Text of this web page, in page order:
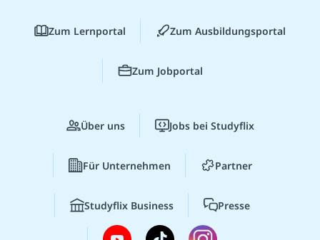
Zum Lernportal Zum Ausbildungsportal
Zum Jobportal
Über uns Jobs bei Studyflix
Für Unternehmen Partner
Studyflix Business Presse